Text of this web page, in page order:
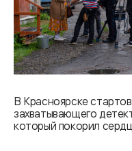
В Красноярске
захватывающего
который покорил